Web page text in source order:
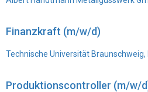
Finanzkraft (m/w/d)
Technische Universität
Produktionscontroller (m/w/